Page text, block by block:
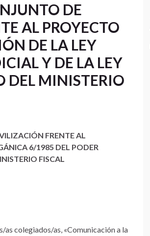
DE
AL PROYECTO
DE LA LEY
Y DE LA LEY
DEL MINISTERIO
FRENTE AL
6/1985 DEL PODER
FISCAL
colegiados/as, «Comunicación a la